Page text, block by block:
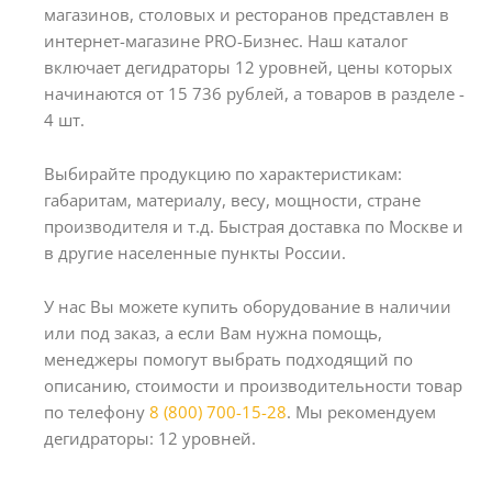
магазинов, столовых и ресторанов представлен в
интернет-магазине PRO-Бизнес. Наш каталог
включает дегидраторы 12 уровней, цены которых
начинаются от 15 736 рублей, а товаров в разделе -
4 шт.
Выбирайте продукцию по характеристикам:
габаритам, материалу, весу, мощности, стране
производителя и т.д. Быстрая доставка по Москве и
в другие населенные пункты России.
У нас Вы можете купить оборудование в наличии
или под заказ, а если Вам нужна помощь,
менеджеры помогут выбрать подходящий по
описанию, стоимости и производительности товар
по телефону 8 (800) 700-15-28. Мы рекомендуем
дегидраторы: 12 уровней.